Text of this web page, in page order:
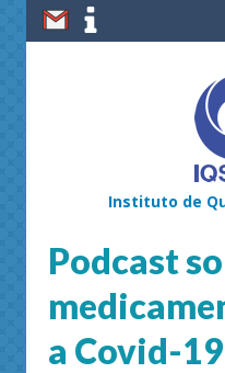
Instituto de
Podcast
a Covid-19